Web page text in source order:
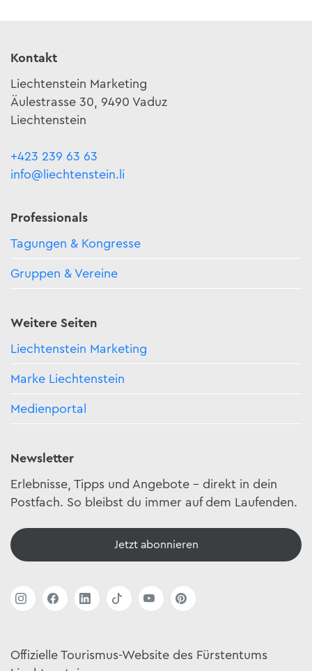
Kontakt
Liechtenstein Marketing
Äulestrasse 30, 9490 Vaduz
Liechtenstein
+423 239 63 63
info@liechtenstein.li
Professionals
Tagungen & Kongresse
Gruppen & Vereine
Weitere Seiten
Liechtenstein Marketing
Marke Liechtenstein
Medienportal
Newsletter
Erlebnisse, Tipps und Angebote – direkt in dein
Postfach. So bleibst du immer auf dem Laufenden.
Jetzt abonnieren
Offizielle Tourismus-Website des Fürstentums